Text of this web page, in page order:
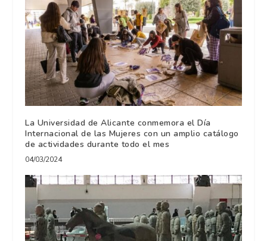
La Universidad de Alicante conmemora el Día
Internacional de las Mujeres con un amplio catálogo
de actividades durante todo el mes
04/03/2024